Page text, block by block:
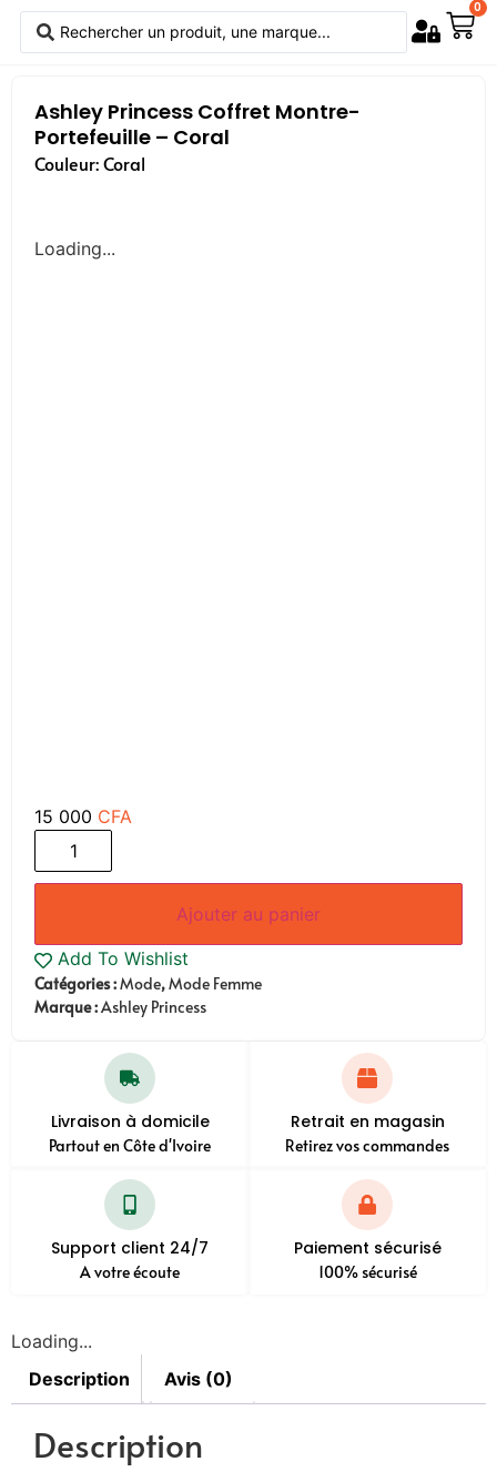
0
Ashley Princess Coffret Montre-
Portefeuille – Coral
Couleur: Coral
Loading...
15 000 CFA
Ajouter au panier
Add To Wishlist
Catégories :Mode,Mode Femme
Marque :Ashley Princess
Livraison à domicile
Partout en Côte d'Ivoire
Retrait en magasin
Retirez vos commandes
Support client 24/7
A votre écoute
Paiement sécurisé
100% sécurisé
Loading...
Description
Avis (0)
Description